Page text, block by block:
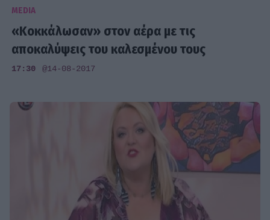
MEDIA
«Κοκκάλωσαν» στον αέρα με τις
αποκαλύψεις του καλεσμένου τους
17:30 @14-08-2017